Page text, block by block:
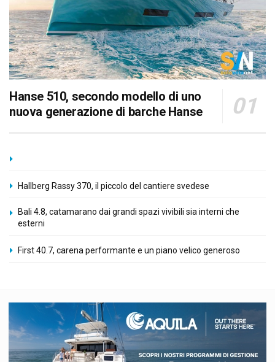
Hanse 510, secondo modello di uno
nuova generazione di barche Hanse
Hallberg Rassy 370, il piccolo del cantiere svedese
Bali 4.8, catamarano dai grandi spazi vivibili sia interni che
esterni
First 40.7, carena performante e un piano velico generoso